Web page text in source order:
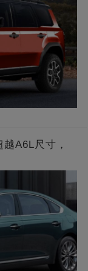
A6L尺寸，